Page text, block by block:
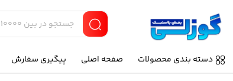
دسته بندی محصولات صفحه اصلی پیگیری سفارش